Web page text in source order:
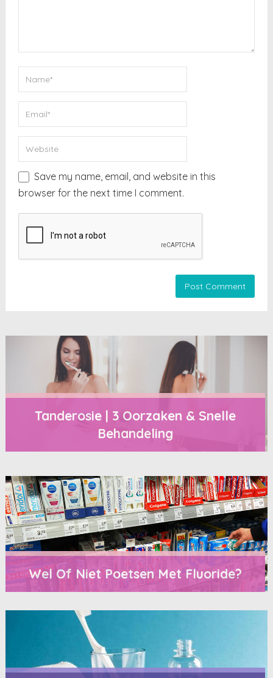
Save my name, email, and website in this
browser for the next time I comment.
Tanderosie | 3 Oorzaken & Snelle
Behandeling
Wel Of Niet Poetsen Met Fluoride?